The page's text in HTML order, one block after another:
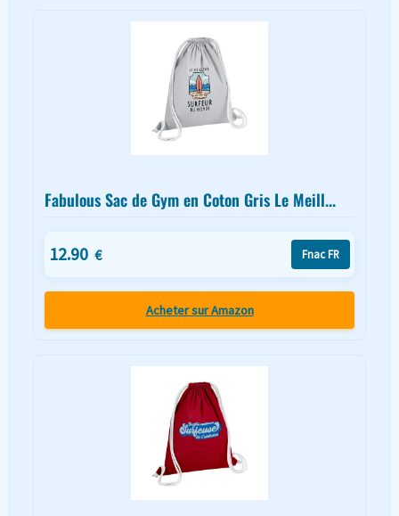
Fabulous Sac de Gym en Coton Gris Le Meill...
12.90 € Fnac FR
Acheter sur Amazon